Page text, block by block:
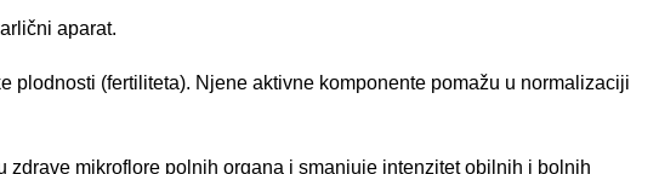
aparat.
(fertiliteta). Njene aktivne komponente pomažu u normalizaciji
mikroflore polnih organa i smanjuje intenzitet obilnih i bolnih